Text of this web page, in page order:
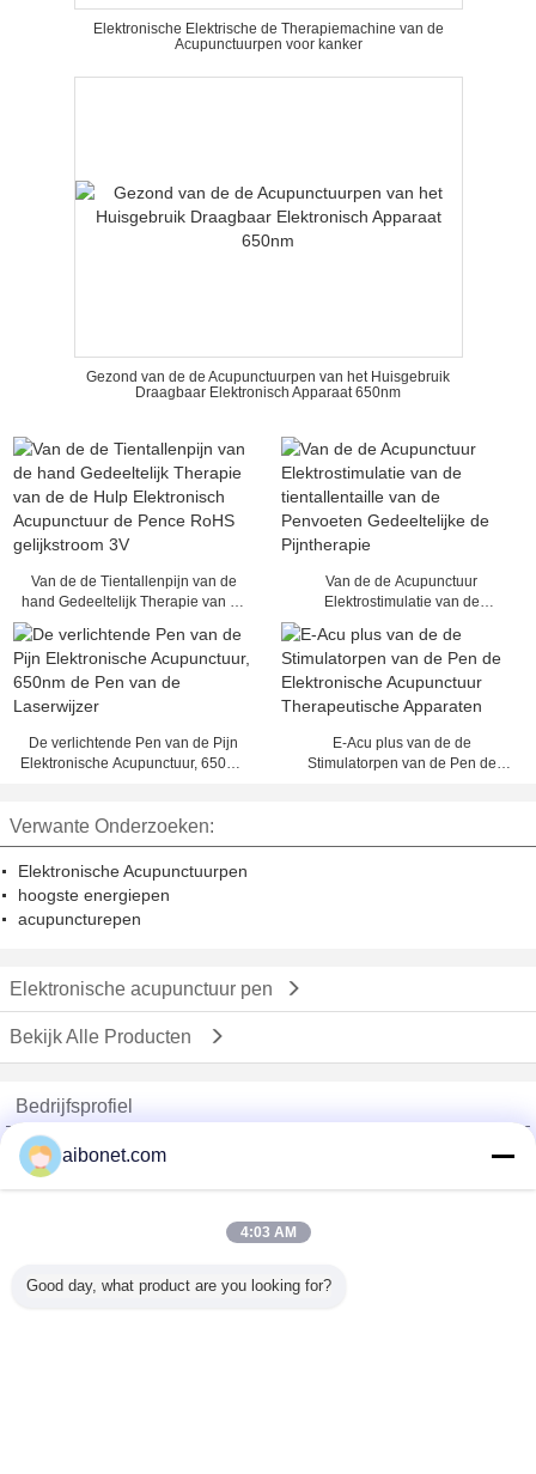
Elektronische Elektrische de Therapiemachine van de
Acupunctuurpen voor kanker
Gezond van de de Acupunctuurpen van het Huisgebruik
Draagbaar Elektronisch Apparaat 650nm
Van de de Tientallenpijn van de
hand Gedeeltelijk Therapie van de
de Hulp Elektronisch Acupunctuur
de Pence RoHS gelijkstroom 3V
Van de de Acupunctuur
Elektrostimulatie van de
tientallentaille van de Penvoeten
Gedeeltelijke de Pijntherapie
De verlichtende Pen van de Pijn
Elektronische Acupunctuur, 650nm
E-Acu plus van de de
Stimulatorpen van de Pen de
Verwante Onderzoeken:
Elektronische Acupunctuurpen
hoogste energiepen
acupuncturepen
Elektronische acupunctuur pen
Bekijk Alle Producten
Bedrijfsprofiel
China Static Technology Online Marketplace
Verified Leveranciers
Verified Suplier
aibonet.com
4:03 AM
Good day, what product are you looking for?